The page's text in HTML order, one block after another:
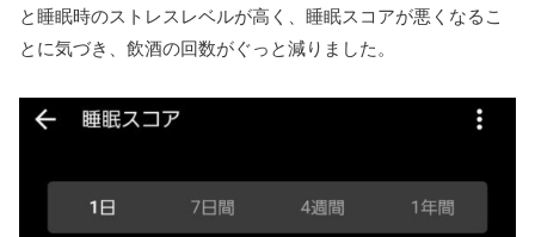
と睡眠時のストレスレベルが高く、睡眠スコアが悪くなるこ
とに気づき、飲酒の回数がぐっと減りました。